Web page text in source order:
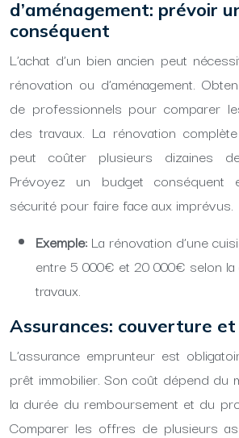
d’aménagement: prévoir
conséquent
L’achat d’un bien ancien peut
rénovation ou d’aménagement.
de professionnels pour comparer
des travaux. La rénovation
peut coûter plusieurs dizaines
Prévoyez un budget
sécurité pour faire face aux imprévus.
Exemple: La rénovation d’une
entre 5 000€ et 20 000€ selon la
travaux.
Assurances: couverture
L’assurance emprunteur est
prêt immobilier. Son coût dépend du
la durée du remboursement et du
Comparer les offres de plusieurs